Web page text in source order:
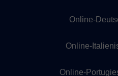
Online-
Online-
Online-